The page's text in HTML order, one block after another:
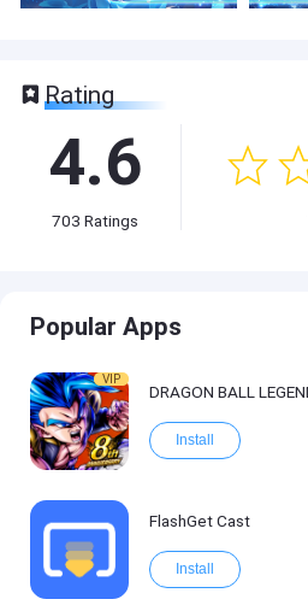
Rating
4.6
703 Ratings
Popular Apps
VIP
Install
FlashGet Cast
Install